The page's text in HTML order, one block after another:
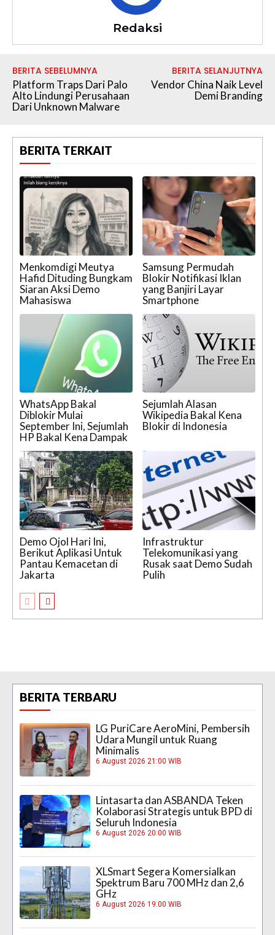
Redaksi
BERITA SEBELUMNYA
Platform Traps Dari Palo
Alto Lindungi Perusahaan
Dari Unknown Malware
BERITA SELANJUTNYA
Vendor China Naik Level
Demi Branding
BERITA TERKAIT
Menkomdigi Meutya
Hafid Dituding Bungkam
Siaran Aksi Demo
Mahasiswa
Samsung Permudah
Blokir Notifikasi Iklan
yang Banjiri Layar
Smartphone
WhatsApp Bakal
Diblokir Mulai
September Ini, Sejumlah
HP Bakal Kena Dampak
Sejumlah Alasan
Wikipedia Bakal Kena
Blokir di Indonesia
Demo Ojol Hari Ini,
Berikut Aplikasi Untuk
Pantau Kemacetan di
Jakarta
Infrastruktur
Telekomunikasi yang
Rusak saat Demo Sudah
Pulih
BERITA TERBARU
LG PuriCare AeroMini, Pembersih
Udara Mungil untuk Ruang
Minimalis
6 August 2026 21:00 WIB
Lintasarta dan ASBANDA Teken
Kolaborasi Strategis untuk BPD di
Seluruh Indonesia
6 August 2026 20:00 WIB
XLSmart Segera Komersialkan
Spektrum Baru 700 MHz dan 2,6
GHz
6 August 2026 19:00 WIB